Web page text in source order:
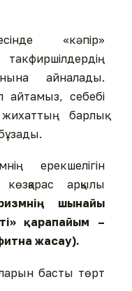
«кәпір»
айналады.
айтамыз, себебі
барлық
ерекшелігін
арқылы
шынайы
қарапайым –
жасау).
басты төрт